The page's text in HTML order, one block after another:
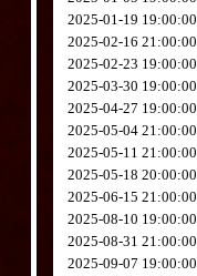
2025-01-19 19:00:00
2025-02-16 21:00:00
2025-02-23 19:00:00
2025-03-30 19:00:00
2025-04-27 19:00:00
2025-05-04 21:00:00
2025-05-11 21:00:00
2025-05-18 20:00:00
2025-06-15 21:00:00
2025-08-10 19:00:00
2025-08-31 21:00:00
2025-09-07 19:00:00